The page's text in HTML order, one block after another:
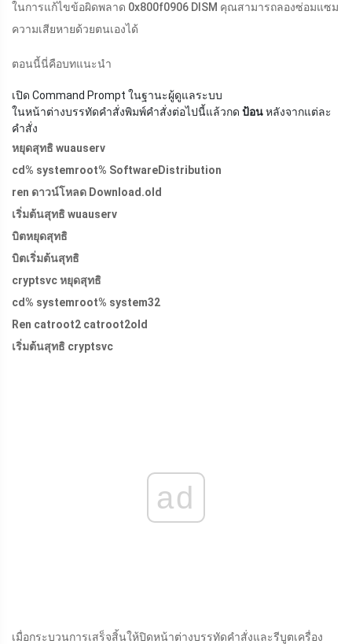
ในการแก้ไขข้อผิดพลาด 0x800f0906 DISM คุณสามารถลองซ่อมแซม
ความเสียหายด้วยตนเองได้
ตอนนี้นี่คือบทแนะนำ
เปิด Command Prompt ในฐานะผู้ดูแลระบบ
ในหน้าต่างบรรทัดคำสั่งพิมพ์คำสั่งต่อไปนี้แล้วกด ป้อนหลังจากแต่ละ
คำสั่ง
หยุดสุทธิ wuauserv
cd% systemroot% SoftwareDistribution
ren ดาวน์โหลด Download.old
เริ่มต้นสุทธิ wuauserv
บิตหยุดสุทธิ
บิตเริ่มต้นสุทธิ
cryptsvc หยุดสุทธิ
cd% systemroot% system32
Ren catroot2 catroot2old
เริ่มต้นสุทธิ cryptsvc
ad
เมื่อกระบวนการเสร็จสิ้นให้ปิดหน้าต่างบรรทัดคำสั่งและรีบูตเครื่อง